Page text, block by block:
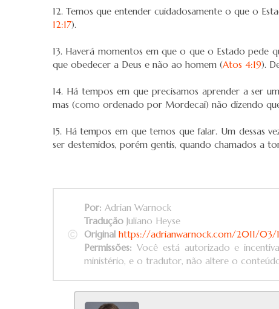
12. Temos que entender cuidadosamente o que o
12:17).
13. Haverá momentos em que o que o Estado pede
que obedecer a Deus e não ao homem (Atos 4:19).
14. Há tempos em que precisamos aprender a ser
mas (como ordenado por Mordecai) não dizendo
15. Há tempos em que temos que falar. Um dessas
ser destemidos, porém gentis, quando chamados a
Por: Adrian Warnock
Tradução Juliano Heyse
Original https://adrianwarnock.com/2011/03/
Permissões: Você está autorizado e
ministério, e o tradutor, não altere o